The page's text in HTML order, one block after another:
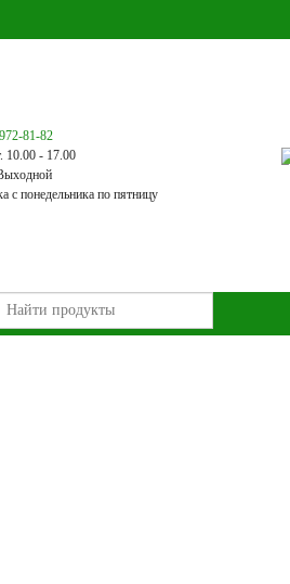
81-82
10.00 - 17.00
с понедельника по пятницу